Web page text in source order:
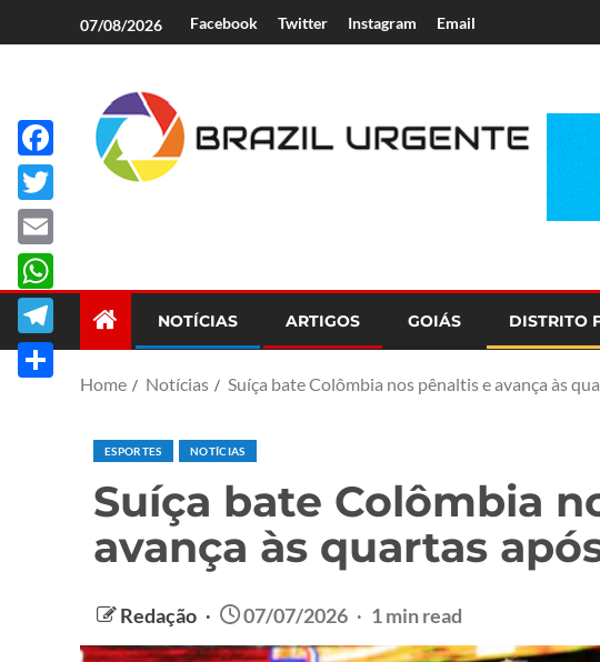
07/08/2026 Facebook Twitter Instagram Email
NOTÍCIAS ARTIGOS GOIÁS DISTRITO
Home Notícias Suíça bate Colômbia nos pênaltis e avança às
ESPORTES NOTÍCIAS
Suíça bate Colômbia
avança às quartas
Redação 07/07/2026 1 min read
Facebook
Twitter
Email
WhatsApp
Telegram